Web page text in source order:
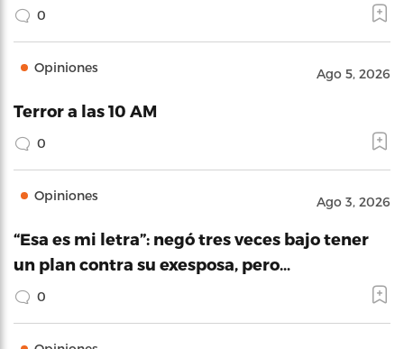
0
Opiniones Ago 5, 2026
Terror a las 10 AM
0
Opiniones Ago 3, 2026
“Esa es mi letra”: negó tres veces bajo tener
un plan contra su exesposa, pero…
0